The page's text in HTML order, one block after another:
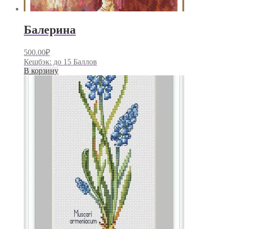
Балерина
500.00₽
Кешбэк: до 15 Баллов
В корзину